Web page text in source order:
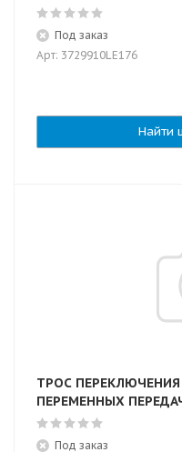
Под заказ
Арт: 3729910LE176
Найти
ТРОС
ПЕРЕМЕННЫХ
Под заказ